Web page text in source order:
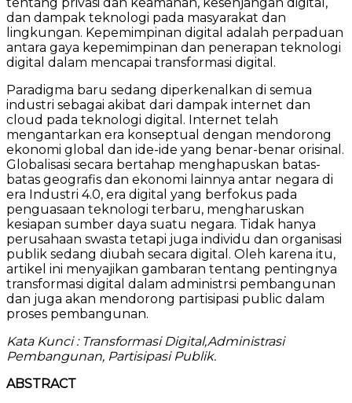
dan dampak teknologi pada masyarakat dan
lingkungan. Kepemimpinan digital adalah perpaduan
antara gaya kepemimpinan dan penerapan teknologi
digital dalam mencapai transformasi digital.
Paradigma baru sedang diperkenalkan di semua
industri sebagai akibat dari dampak internet dan
cloud pada teknologi digital. Internet telah
mengantarkan era konseptual dengan mendorong
ekonomi global dan ide-ide yang benar-benar orisinal.
Globalisasi secara bertahap menghapuskan batas-
batas geografis dan ekonomi lainnya antar negara di
era Industri 4.0, era digital yang berfokus pada
penguasaan teknologi terbaru, mengharuskan
kesiapan sumber daya suatu negara. Tidak hanya
perusahaan swasta tetapi juga individu dan organisasi
publik sedang diubah secara digital. Oleh karena itu,
artikel ini menyajikan gambaran tentang pentingnya
transformasi digital dalam administrsi pembangunan
dan juga akan mendorong partisipasi public dalam
proses pembangunan.
Kata Kunci : Transformasi Digital,Administrasi
Pembangunan, Partisipasi Publik.
ABSTRACT